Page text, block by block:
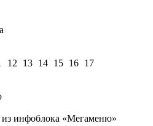
12 13 14 15 16 17
инфоблока «Мегаменю»